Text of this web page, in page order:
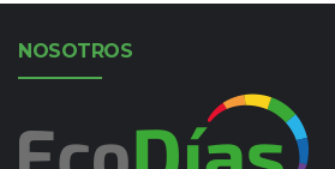
NOSOTROS